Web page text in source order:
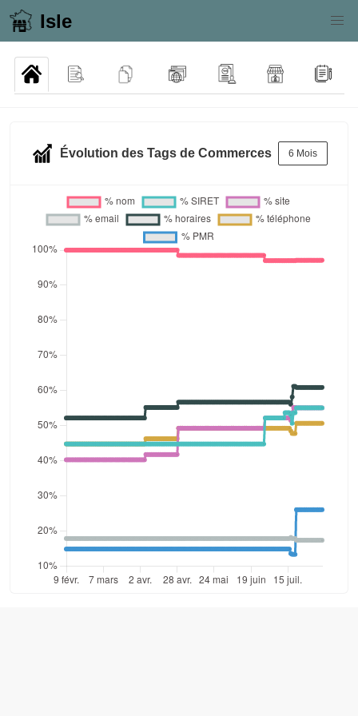
Isle
Évolution des Tags de Commerces 6 Mois